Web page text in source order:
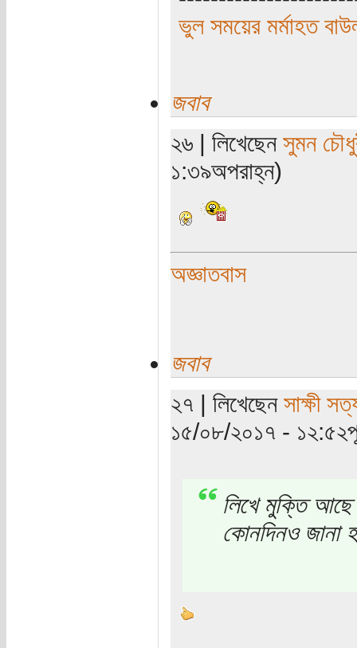
ভুল সময়ের মর্মাহত
জবাব
২৬ | লিখেছেন সুমন
১:৩৯অপরাহ্ন)
অজ্ঞাতবাস
জবাব
২৭ | লিখেছেন সাক্ষী
১৫/০৮/২০১৭ -
লিখে মুক্তি আছে
কোনদিনও জানা